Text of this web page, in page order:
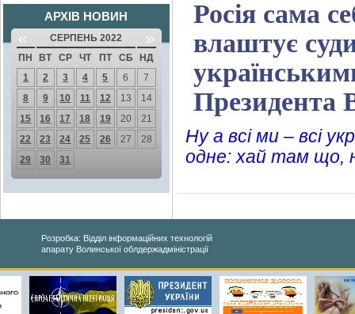
АРХІВ НОВИН
« СЕРПЕНЬ 2022 »
ПН ВТ СР ЧТ ПТ СБ
НД
1
2 3 4 5 6
7
8
9 10 11 12 13
14
15
16 17 18 19 20
21
22
23 24 25 26 27
28
29
30 31
Росія сама
влаштує
Президента
Ну а всі ми – всі
одне: хай там що,
Розробка: Відділ інформаційних технологій
апарату Волинської облдержадміністрації